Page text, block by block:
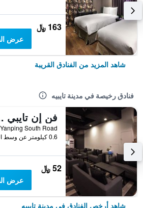
163 ﷼
عرض
شاهد المزيد من الفنادق القريبة
فنادق رخيصة في مدينة تايبيه
فن
0.6 كيلومتر عن وسط المدينة
52 ﷼
عرض
شاهد أرخص الفنادق في مدينة تايبيه